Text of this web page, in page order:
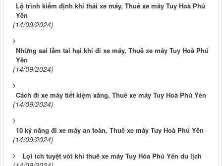
Lộ trình kiểm định khí thải xe máy, Thuê xe máy Tuy Hoà Phú
Yên
(14/09/2024)
Những sai lầm tai hại khi đi xe máy, Thuê xe máy Tuy Hoà Phú
Yên
(14/09/2024)
Cách đi xe máy tiết kiệm xăng, Thuê xe máy Tuy Hoà Phú Yên
(14/09/2024)
10 kỹ năng đi xe máy an toàn, Thuê xe máy Tuy Hoà Phú Yên
(14/09/2024)
Lợi ích tuyệt vời khi thuê xe máy Tuy Hòa Phú Yên du lịch